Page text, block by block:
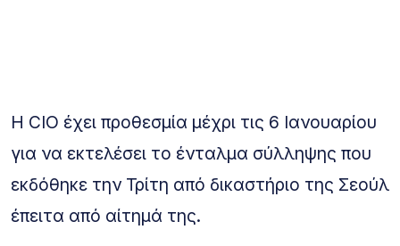
Η CIO έχει προθεσμία μέχρι τις 6 Ιανουαρίου
για να εκτελέσει το ένταλμα σύλληψης που
εκδόθηκε την Τρίτη από δικαστήριο της Σεούλ
έπειτα από αίτημά της.